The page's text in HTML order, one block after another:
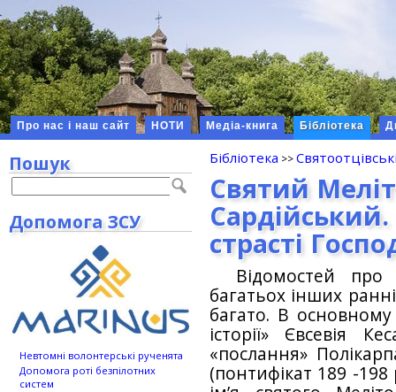
Про нас і наш сайт НОТИ Медіа-книга Бібліотека
Бібліотека
Святий
страсті
Відомостей
багатьох інших
багато. В
історії» Євсевія
«послання»
(понтифікат 189 -
Пошук
Допомога ЗСУ
Невтомні волонтерські рученята
Допомога роті безпілотних
систем